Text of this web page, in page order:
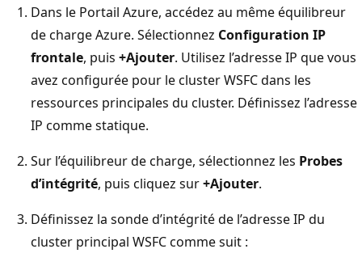
Dans le Portail Azure, accédez au même équilibreur
de charge Azure. Sélectionnez Configuration IP
frontale, puis +Ajouter. Utilisez l’adresse IP que vous
avez configurée pour le cluster WSFC dans les
ressources principales du cluster. Définissez l’adresse
IP comme statique.
Sur l’équilibreur de charge, sélectionnez les Probes
d’intégrité, puis cliquez sur+Ajouter.
Définissez la sonde d’intégrité de l’adresse IP du
cluster principal WSFC comme suit :